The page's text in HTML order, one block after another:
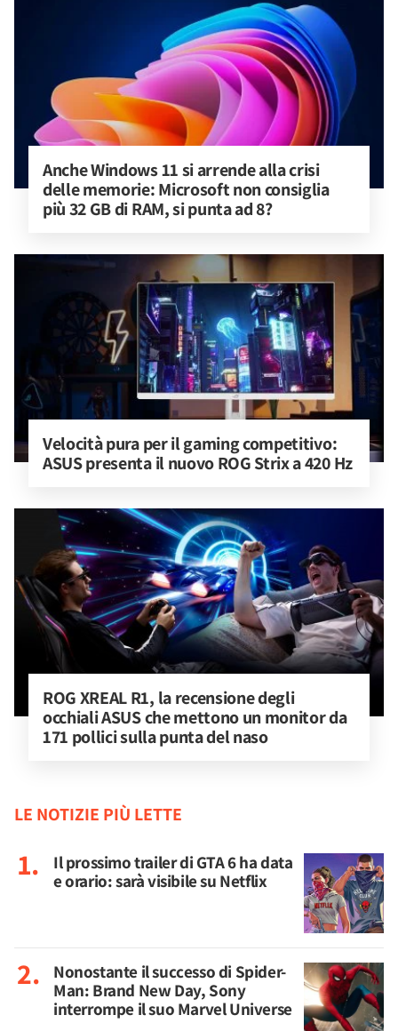
Anche Windows 11 si arrende alla crisi
delle memorie: Microsoft non consiglia
più 32 GB di RAM, si punta ad 8?
Velocità pura per il gaming competitivo:
ASUS presenta il nuovo ROG Strix a 420 Hz
ROG XREAL R1, la recensione degli
occhiali ASUS che mettono un monitor da
171 pollici sulla punta del naso
LE NOTIZIE PIÙ LETTE
Il prossimo trailer di GTA 6 ha data
e orario: sarà visibile su Netflix
Nonostante il successo di Spider-
Man: Brand New Day, Sony
interrompe il suo Marvel Universe